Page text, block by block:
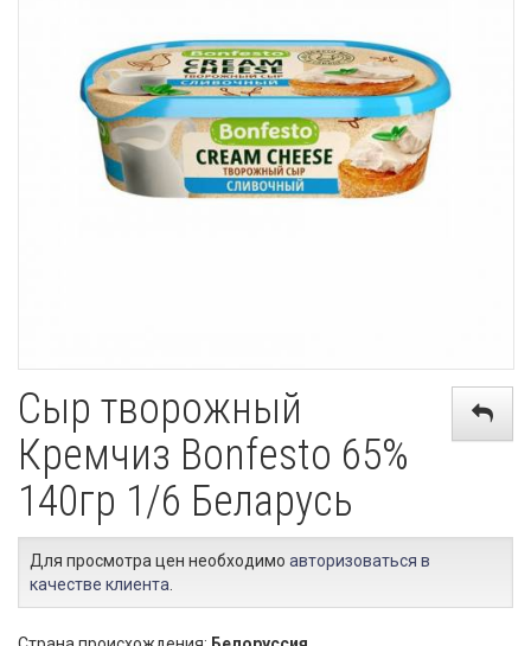
Сыр творожный
Кремчиз Bonfesto 65%
140гр 1/6 Беларусь
Для просмотра цен необходимо авторизоваться в
качестве клиента